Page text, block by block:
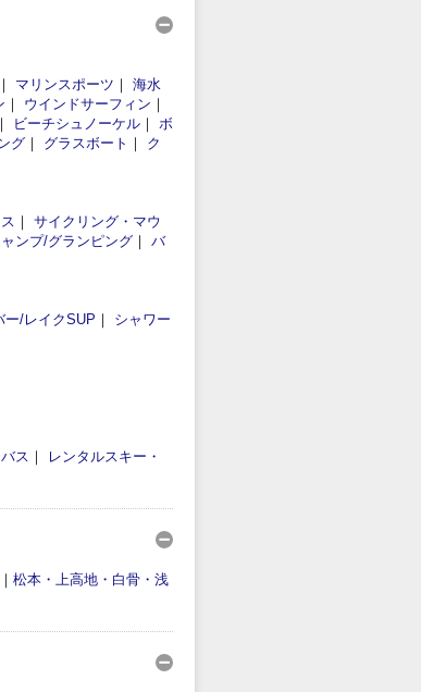
｜ マリンスポーツ ｜ 海水
｜ ウインドサーフィン ｜
｜ ビーチシュノーケル ｜ ボ
グ ｜ グラスボート ｜ ク
｜ サイクリング・マウ
ンプ/グランピング ｜ バ
ー/レイクSUP ｜ シャワー
ス ｜
レンタルスキー・
｜ 松本・上高地・白骨・浅